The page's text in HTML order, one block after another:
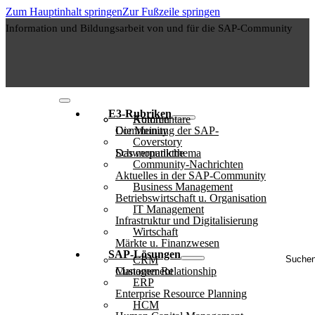
Zum Hauptinhalt springenZur Fußzeile springen
Information und Bildungsarbeit von und für die SAP-Community
E3-Rubriken
Autoren
Kommentare
Die Meinung der SAP-Community
Coverstory
Das monatliche Schwerpunktthema
Community-Nachrichten
Aktuelles in der SAP-Community
Business Management
Betriebswirtschaft u. Organisation
IT Management
Infrastruktur und Digitalisierung
Wirtschaft
Märkte u. Finanzwesen
SAP-Lösungen
CRM
Customer Relationship Management
ERP
Enterprise Resource Planning
HCM
..